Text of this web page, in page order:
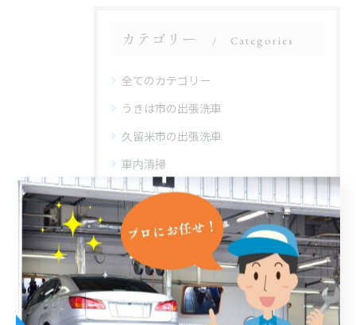
カテゴリー Categories
全てのカテゴリー
うきは市の出張洗車
久留米市の出張洗車
車内清掃
撥水
手洗い
最近の投稿 Recent Posts